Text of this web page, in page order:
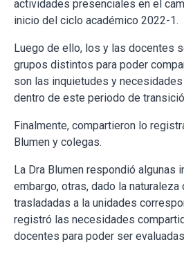
actividades presenciales en el
inicio del ciclo académico 2022-1.
Luego de ello, los y las docentes
grupos distintos para poder
son las inquietudes y
dentro de este periodo de
Finalmente, compartieron lo
Blumen y colegas.
La Dra Blumen respondió algunas
embargo, otras, dado la
trasladadas a la unidades
registró las necesidades
docentes para poder ser